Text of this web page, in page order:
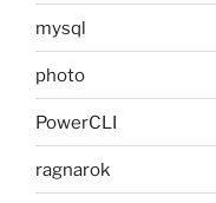
mysql
photo
PowerCLI
ragnarok